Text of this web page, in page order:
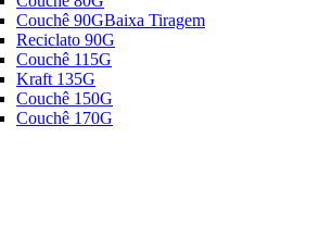
Couchê 90GBaixa Tiragem
Reciclato 90G
Couchê 115G
Kraft 135G
Couchê 150G
Couchê 170G